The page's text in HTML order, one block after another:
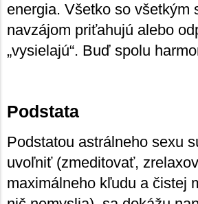
energia. Všetko so všetkým
navzájom priťahujú alebo
„vysielajú“. Buď spolu
Podstata
Podstatou astrálneho sexu
uvoľniť (zmeditovať,
maximálneho kľudu a čistej